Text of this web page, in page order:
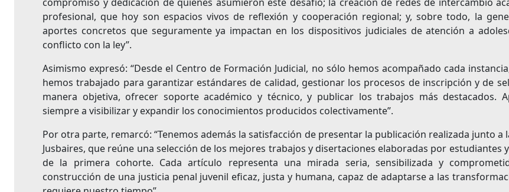
profesional, que hoy son espacios vivos de reflexión y cooperación regional; y, sobre todo, la
aportes concretos que seguramente ya impactan en los dispositivos judiciales de atención a
conflicto con la ley”.
Asimismo expresó: “Desde el Centro de Formación Judicial, no sólo hemos acompañado cada
hemos trabajado para garantizar estándares de calidad, gestionar los procesos de inscripción y de
manera objetiva, ofrecer soporte académico y técnico, y publicar los trabajos más destacados.
siempre a visibilizar y expandir los conocimientos producidos colectivamente”.
Por otra parte, remarcó: “Tenemos además la satisfacción de presentar la publicación realizada junto a
Jusbaires, que reúne una selección de los mejores trabajos y disertaciones elaboradas por estudiantes
de la primera cohorte. Cada artículo representa una mirada seria, sensibilizada y
construcción de una justicia penal juvenil eficaz, justa y humana, capaz de adaptarse a las